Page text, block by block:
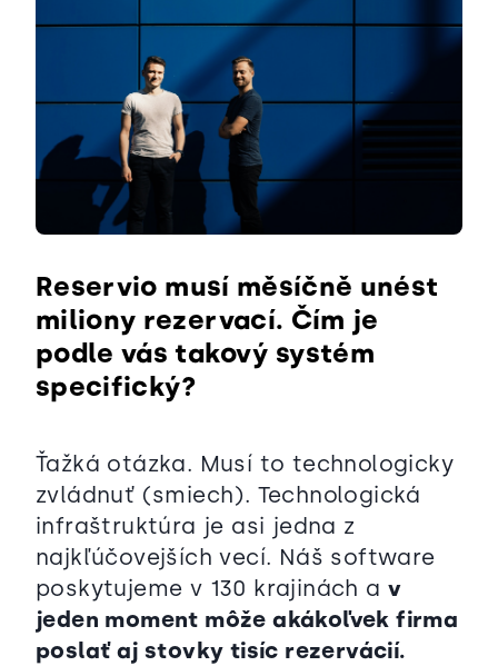
Reservio musí měsíčně unést
miliony rezervací. Čím je
podle vás takový systém
specifický?
Ťažká otázka. Musí to technologicky
zvládnuť (smiech). Technologická
infraštruktúra je asi jedna z
najkľúčovejších vecí. Náš software
poskytujeme v 130 krajinách a v
jeden moment môže akákoľvek firma
poslať aj stovky tisíc rezervácií.